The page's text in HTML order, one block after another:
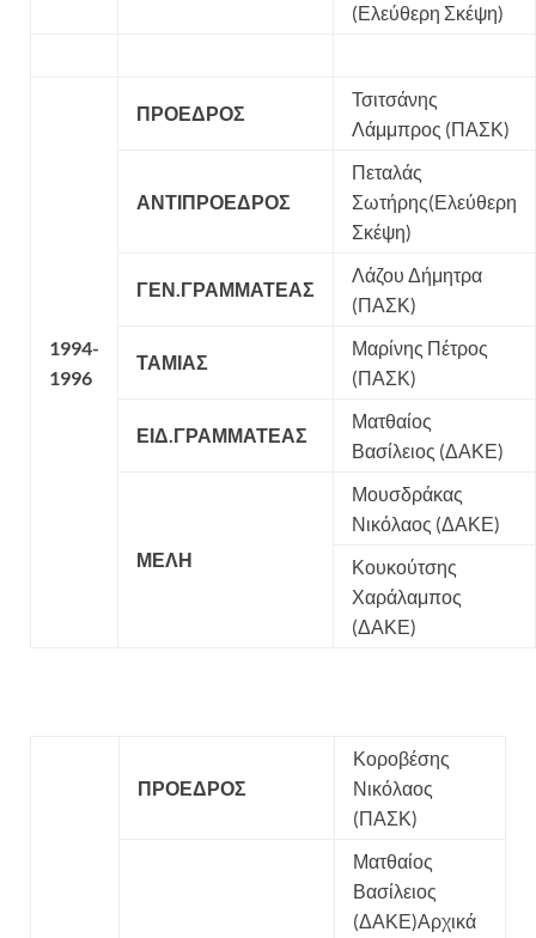
(Ελεύθερη Σκέψη)
1994-
1996
ΠΡΟΕΔΡΟΣ
Τσιτσάνης
Λάμμπρος (ΠΑΣΚ)
ΑΝΤΙΠΡΟΕΔΡΟΣ
Πεταλάς
Σωτήρης(Ελεύθερη
Σκέψη)
ΓΕΝ.ΓΡΑΜΜΑΤΕΑΣ
Λάζου Δήμητρα
(ΠΑΣΚ)
ΤΑΜΙΑΣ
Μαρίνης Πέτρος
(ΠΑΣΚ)
ΕΙΔ.ΓΡΑΜΜΑΤΕΑΣ
Ματθαίος
Βασίλειος (ΔΑΚΕ)
ΜΕΛΗ
Μουσδράκας
Νικόλαος (ΔΑΚΕ)
Κουκούτσης
Χαράλαμπος
(ΔΑΚΕ)
ΠΡΟΕΔΡΟΣ
Κοροβέσης
Νικόλαος
(ΠΑΣΚ)
Ματθαίος
Βασίλειος
(ΔΑΚΕ)Αρχικά